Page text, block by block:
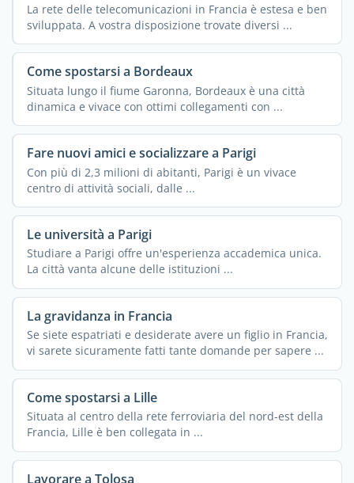
La rete delle telecomunicazioni in Francia è estesa e ben
sviluppata. A vostra disposizione trovate diversi ...
Come spostarsi a Bordeaux
Situata lungo il fiume Garonna, Bordeaux è una città
dinamica e vivace con ottimi collegamenti con ...
Fare nuovi amici e socializzare a Parigi
Con più di 2,3 milioni di abitanti, Parigi è un vivace
centro di attività sociali, dalle ...
Le università a Parigi
Studiare a Parigi offre un'esperienza accademica unica.
La città vanta alcune delle istituzioni ...
La gravidanza in Francia
Se siete espatriati e desiderate avere un figlio in Francia,
vi sarete sicuramente fatti tante domande per sapere ...
Come spostarsi a Lille
Situata al centro della rete ferroviaria del nord-est della
Francia, Lille è ben collegata in ...
Lavorare a Tolosa